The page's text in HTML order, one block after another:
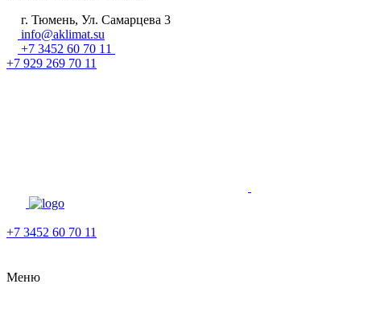
г. Тюмень, Ул. Самарцева 3
info@aklimat.su
+7 3452 60 70 11
+7 929 269 70 11
+7 3452 60 70 11
Меню